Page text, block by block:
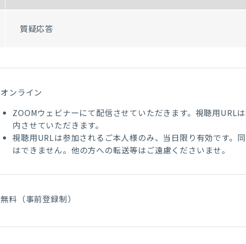
質疑応答
オンライン
ZOOMウェビナーにて配信させていただきます。視聴用URL
内させていただきます。
視聴用URLは参加されるご本人様のみ、当日限り有効です。
はできません。他の方への転送等はご遠慮くださいませ。
無料（事前登録制）